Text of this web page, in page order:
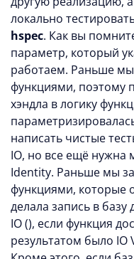
локально
hspec. Как вы
параметр, который
работаем. Раньше мы
функциями, поэтому
хэндла в логику
написать чистые
IO, но все ещë нужна
Identity. Раньше мы
функциями, которые
делала запись в
IO (), если функция
результатом было IO